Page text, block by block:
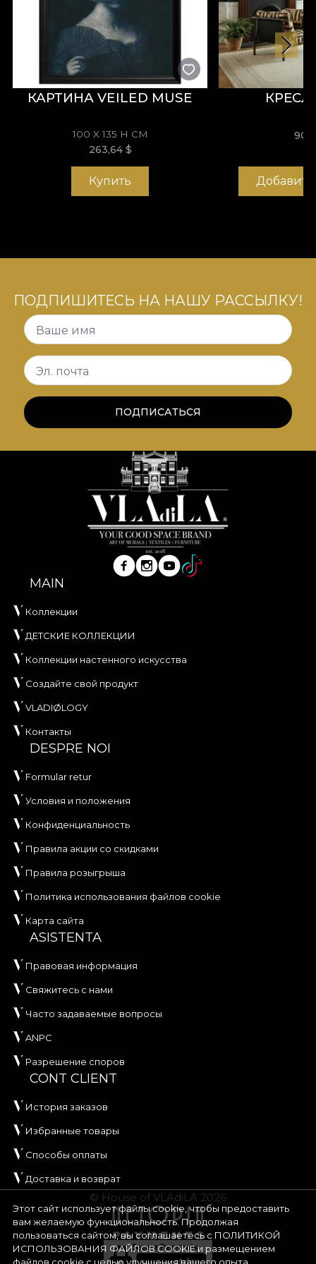
любви. Любовь доступна всем, независимо от
КАРТИНА VEILED MUSE
100 X 135 H СМ
263,64 $
Купить
Этот сайт использует файлы cookie, чтобы предоставить
вам желаемую функциональность. Продолжая
пользоваться сайтом, вы соглашаетесь с ПОЛИТИКОЙ
ИСПОЛЬЗОВАНИЯ ФАЙЛОВ COOKIEи размещением
ПОДПИШИТЕСЬ НА НАШУ РАССЫЛКУ!
Ваше имя
Эл. почта
ПОДПИСАТЬСЯ
MAIN
Коллекции
ДЕТСКИЕ КОЛЛЕКЦИИ
Коллекции настенного искусства
Создайте свой продукт
VLADIØLOGY
Контакты
DESPRE NOI
Formular retur
Условия и положения
Конфиденциальность
Правила акции со скидками
Правила розыгрыша
Политика использования файлов cookie
Карта сайта
ASISTENTA
Правовая информация
Свяжитесь с нами
Часто задаваемые вопросы
ANPC
Разрешение споров
CONT CLIENT
История заказов
Избранные товары
Способы оплаты
Доставка и возврат
© House of VLAdiLA 2026